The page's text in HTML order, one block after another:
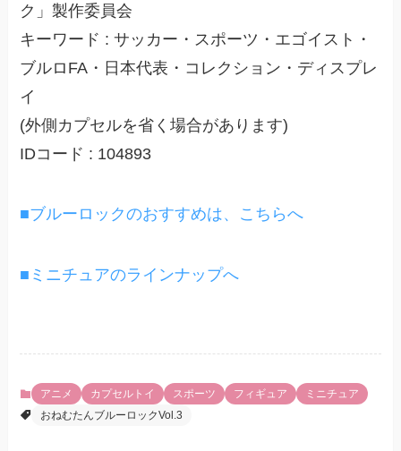
ク」製作委員会
キーワード : サッカー・スポーツ・エゴイスト・
ブルロFA・日本代表・コレクション・ディスプレ
イ
(外側カプセルを省く場合があります)
IDコード : 104893
■ブルーロックのおすすめは、こちらへ
■ミニチュアのラインナップへ
アニメ カプセルトイ スポーツ フィギュア
ミニチュア
おねむたんブルーロックVol.3